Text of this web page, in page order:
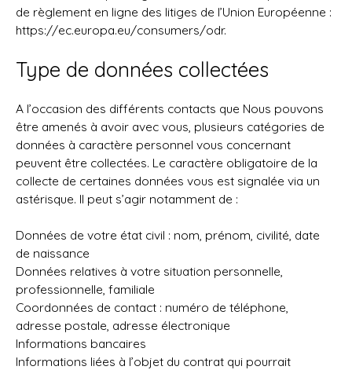
de règlement en ligne des litiges de l’Union Européenne :
https://ec.europa.eu/consumers/odr.
Type de données collectées
A l’occasion des différents contacts que Nous pouvons
être amenés à avoir avec vous, plusieurs catégories de
données à caractère personnel vous concernant
peuvent être collectées. Le caractère obligatoire de la
collecte de certaines données vous est signalée via un
astérisque. Il peut s’agir notamment de :
Données de votre état civil : nom, prénom, civilité, date
de naissance
Données relatives à votre situation personnelle,
professionnelle, familiale
Coordonnées de contact : numéro de téléphone,
adresse postale, adresse électronique
Informations bancaires
Informations liées à l’objet du contrat qui pourrait